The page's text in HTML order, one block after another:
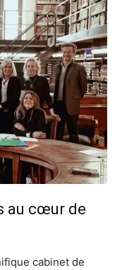
au cœur de
cabinet de